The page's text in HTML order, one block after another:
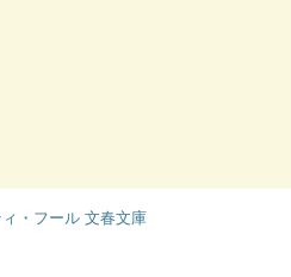
・フール 文春文庫